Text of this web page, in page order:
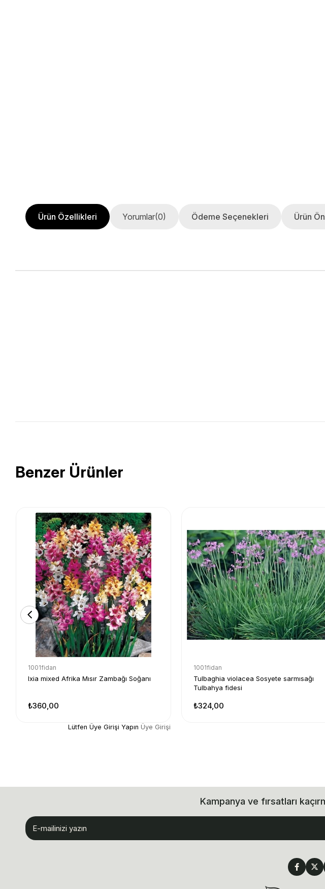
Ürün Özellikleri Yorumlar(0) Ödeme Seçenekleri Ürün
Benzer Ürünler
1001fidan
Ixia mixed Afrika Mısır Zambağı Soğanı
₺360,00
1001fidan
Tulbaghia violacea Sosyete sarmısağı
Tulbahya fidesi
₺324,00
Lütfen Üye Girişi Yapın Üye Girişi
Kampanya ve fırsatları